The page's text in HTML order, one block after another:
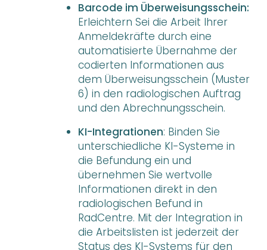
Barcode im Überweisungsschein:
Erleichtern Sei die Arbeit Ihrer
Anmeldekräfte durch eine
automatisierte Übernahme der
codierten Informationen aus
dem Überweisungsschein (Muster
6) in den radiologischen Auftrag
und den Abrechnungsschein.
KI-Integrationen: Binden Sie
unterschiedliche KI-Systeme in
die Befundung ein und
übernehmen Sie wertvolle
Informationen direkt in den
radiologischen Befund in
RadCentre. Mit der Integration in
die Arbeitslisten ist jederzeit der
Status des KI-Systems für den